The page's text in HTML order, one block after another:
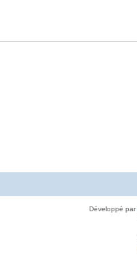
Développé par